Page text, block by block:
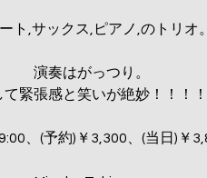
ト,サックス,ピアノ,のトリオ。
演奏はがっつり。
て緊張感と笑いが絶妙！！！！
、(予約)￥3,300、(当日)￥